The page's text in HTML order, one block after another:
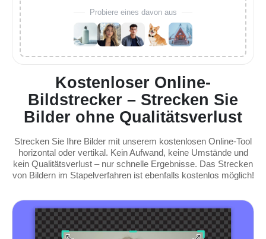
Kostenloser Online-
Bildstrecker – Strecken Sie
Bilder ohne Qualitätsverlust
Strecken Sie Ihre Bilder mit unserem kostenlosen Online-Tool
horizontal oder vertikal. Kein Aufwand, keine Umstände und
kein Qualitätsverlust – nur schnelle Ergebnisse. Das Strecken
von Bildern im Stapelverfahren ist ebenfalls kostenlos möglich!
Probiere eines davon aus